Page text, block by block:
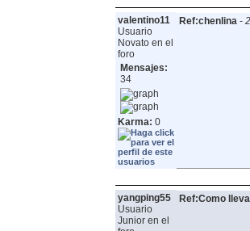
valentino11
Usuario
Novato en el
foro
Mensajes:
34
Karma: 0
Ref:chenlina-
yangping55
Usuario
Junior en el
Ref:Como